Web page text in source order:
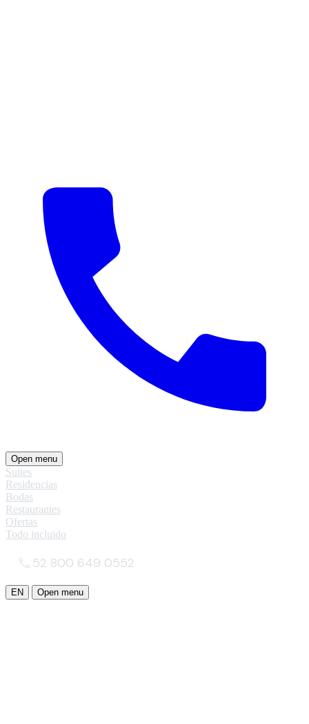
Open menu
Suites
Residencias
Bodas
Restaurantes
Ofertas
Todo incluido
52 800 649 0552
EN Open menu